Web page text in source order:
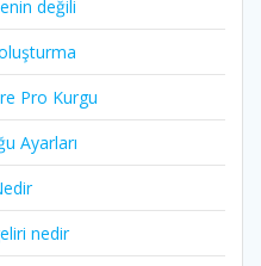
değili
Pro Kurgu
Ayarları
nedir